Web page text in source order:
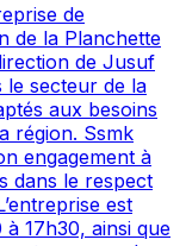
de
de la Planchette
de Jusuf
le secteur de la
aux besoins
région. Ssmk
engagement à
dans le respect
est
17h30, ainsi que